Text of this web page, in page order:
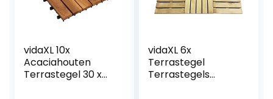
vidaXL 10x
Acaciahouten
Terrastegel 30 x
vidaXL 6x
Terrastegel
Terrastegels